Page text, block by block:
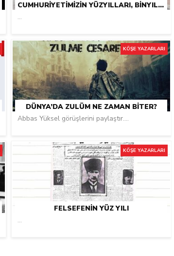
CUMHURIYETIMIZIN YÜZYILLARI, BINYILLARI KUTLU OLSUN
...
KÖŞE YAZARLARI
DÜNYA’DA ZULÜM NE ZAMAN BITER?
Abbas Yüksel görüşlerini paylaştır....
KÖŞE YAZARLARI
FELSEFENIN YÜZ YILI
...